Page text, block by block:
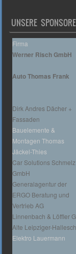
UNSERE
Firma
Werner Risch GmbH
Auto Thomas Frank
Dirk Andres Dächer +
Fassaden
Bauelemente &
Montagen Thomas
Jäckel-Thies
Car Solutions Schmelz
GmbH
Generalagentur der
ERGO Beratung und
Vertrieb AG
Linnenbach & Löffler
Alte Leipziger-
Elektro Lauermann